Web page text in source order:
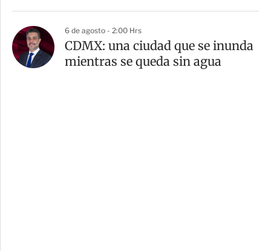
6 de agosto - 2:00 Hrs
CDMX: una ciudad que se inunda
mientras se queda sin agua